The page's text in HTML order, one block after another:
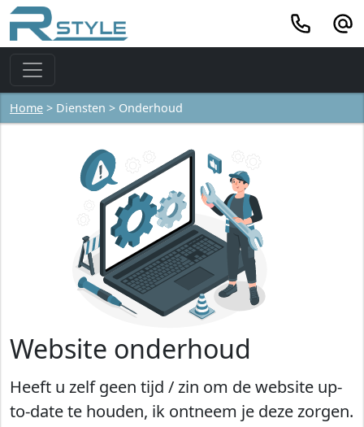
Home > Diensten > Onderhoud
Website onderhoud
Heeft u zelf geen tijd / zin om de website up-
to-date te houden, ik ontneem je deze zorgen.